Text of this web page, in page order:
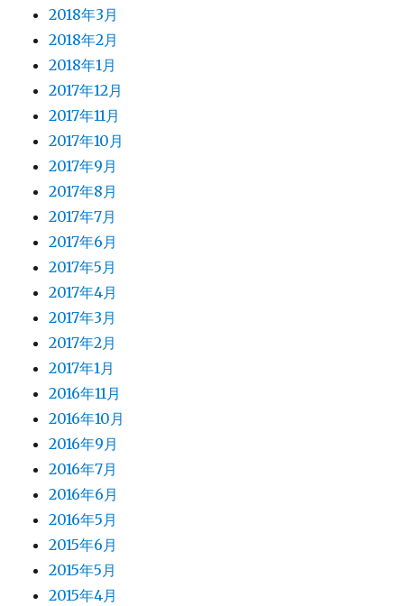
2018年3月
2018年2月
2018年1月
2017年12月
2017年11月
2017年10月
2017年9月
2017年8月
2017年7月
2017年6月
2017年5月
2017年4月
2017年3月
2017年2月
2017年1月
2016年11月
2016年10月
2016年9月
2016年7月
2016年6月
2016年5月
2015年6月
2015年5月
2015年4月